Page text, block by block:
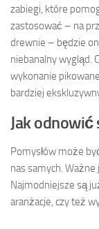
zabiegi, które
zastosować – na
drewnie – będzie
niebanalny wygląd.
wykonanie
bardziej
Jak odnowić
Pomysłów może
nas samych.
Najmodniejsze są
aranżacje, czy też